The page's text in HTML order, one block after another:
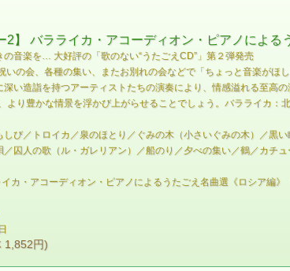
2】 バラライカ・アコーディオン・ピアノによ
の音楽を… 大好評の「歌のない“うたごえCD”」第２弾発売
いの会、各種の集い、またお別れの会などで「ちょっと音楽が
深い造詣を持つアーティストたちの演奏により、情感溢れる至高
より豊かな情景を浮かび上がらせることでしょう。バラライカ
び／トロイカ／泉のほとり／ぐみの木（小さいぐみの木）／黒
／囚人の歌（ル・ガレリアン）／船のり／夕べの集い／鶴／カチ
カ・アコーディオン・ピアノによるうたごえ名曲選《ロシア編》
1,852円)